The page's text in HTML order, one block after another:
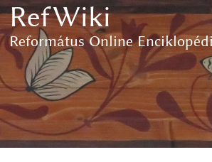
Ugrás
a
tartalomhoz,
Ugrás
kereséshez
RefWiki
Református Online